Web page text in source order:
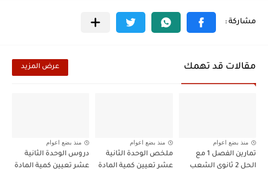
مقالات قد تهمك عرض المزيد
منذ بضع اعوام
تمارين الفصل 1 مع
الحل 2 ثانوي الشعب
منذ بضع اعوام
ملخص الوحدة الثانية
عشر تعيين كمية المادة
منذ بضع اعوام
دروس الوحدة الثانية
عشر تعيين كمية المادة